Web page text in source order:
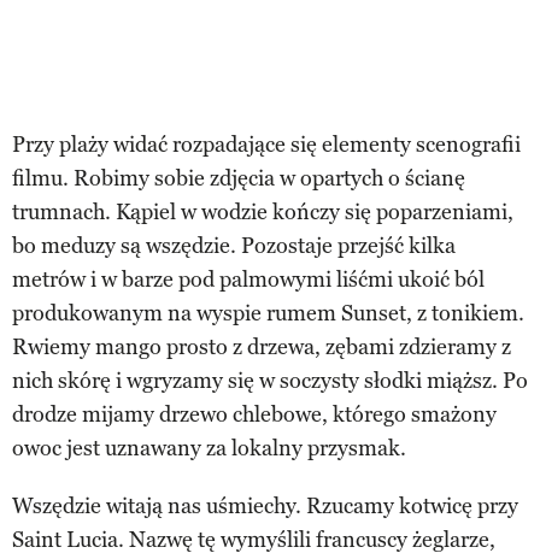
Przy plaży widać rozpadające się elementy scenografii
filmu. Robimy sobie zdjęcia w opartych o ścianę
trumnach. Kąpiel w wodzie kończy się poparzeniami,
bo meduzy są wszędzie. Pozostaje przejść kilka
metrów i w barze pod palmowymi liśćmi ukoić ból
produkowanym na wyspie rumem Sunset, z tonikiem.
Rwiemy mango prosto z drzewa, zębami zdzieramy z
nich skórę i wgryzamy się w soczysty słodki miąższ. Po
drodze mijamy drzewo chlebowe, którego smażony
owoc jest uznawany za lokalny przysmak.
Wszędzie witają nas uśmiechy. Rzucamy kotwicę przy
Saint Lucia. Nazwę tę wymyślili francuscy żeglarze,